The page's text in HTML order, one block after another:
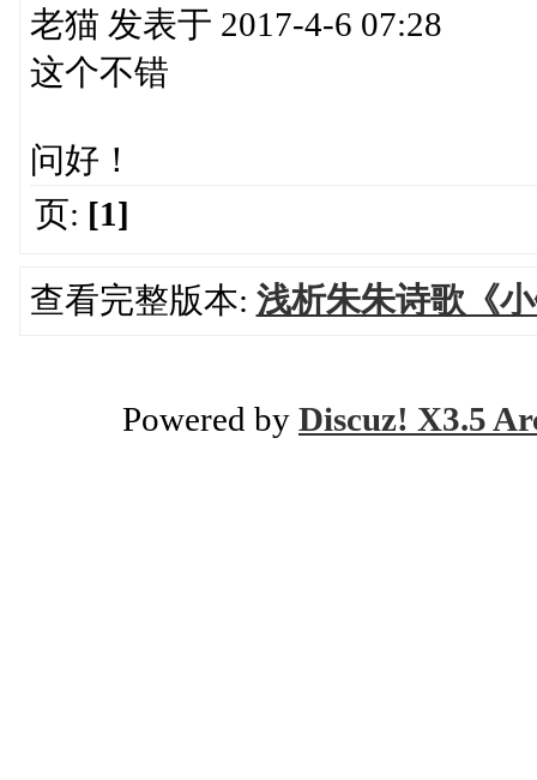
老猫 发表于 2017-4-6 07:28
这个不错
问好！
页: [1]
查看完整版本: 浅析朱朱诗歌《
Powered by Discuz! X3.5